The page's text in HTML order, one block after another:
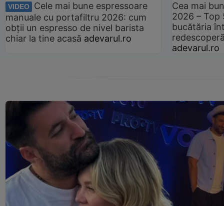
VIDEO
Cele mai bune espressoare
manuale cu portafiltru 2026: cum
obții un espresso de nivel barista
chiar la tine acasă adevarul.ro
Cea mai
2026 –
bucătăria
adevarul.ro